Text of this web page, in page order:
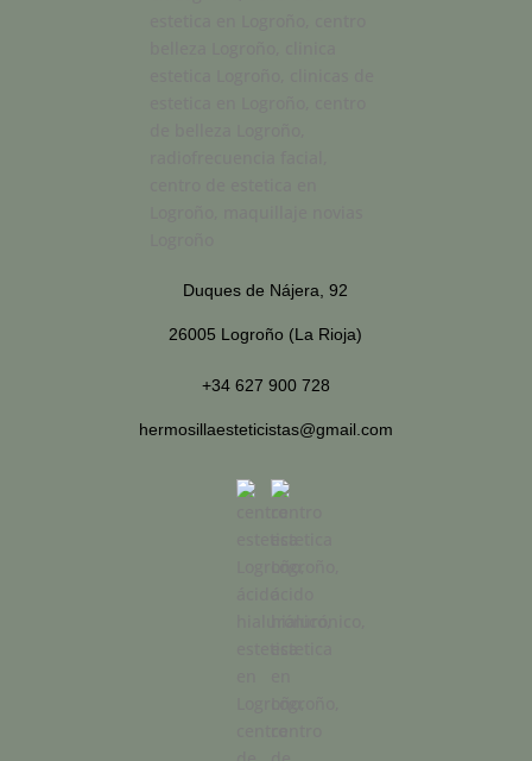
Duques de Nájera, 92
26005 Logroño (La Rioja)
+34 627 900 728
hermosillaesteticistas@gmail.com